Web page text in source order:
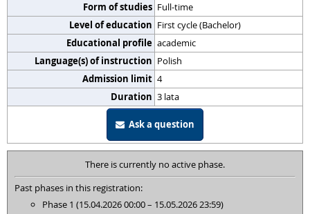
Form of studies Full-time
Level of education First cycle (Bachelor)
Educational profile academic
Language(s) of instruction Polish
Admission limit 4
Duration 3 lata
Ask a question
There is currently no active phase.
Past phases in this registration:
Phase 1 (15.04.2026 00:00 – 15.05.2026 23:59)